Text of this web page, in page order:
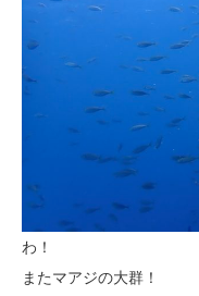
わ！
またマアジの大群！